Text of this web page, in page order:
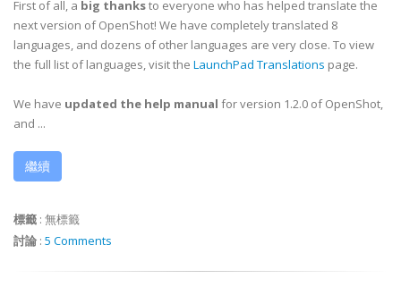
First of all, a big thanksto everyone who has helped translate the
next version of OpenShot! We have completely translated 8
languages, and dozens of other languages are very close. To view
the full list of languages, visit the LaunchPad Translations page.
We have updated the help manual for version 1.2.0 of OpenShot,
and ...
繼續
標籤 : 無標籤
討論 : 5 Comments